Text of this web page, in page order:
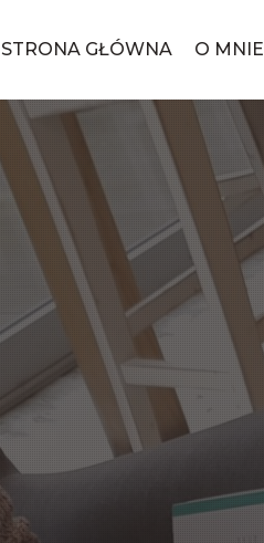
STRONA GŁÓWNA O MNIE